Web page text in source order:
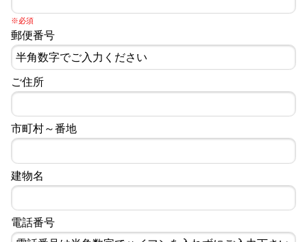
※必須
郵便番号
ご住所
市町村～番地
建物名
電話番号